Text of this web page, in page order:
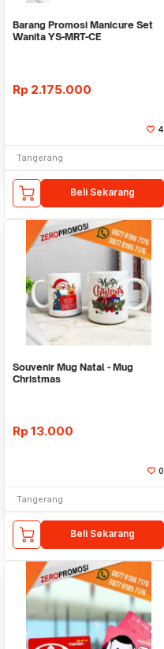
Barang Promosi Manicure Set
Wanita YS-MRT-CE
Rp 2.175.000
4
Tangerang
Beli Sekarang
Souvenir Mug Natal - Mug
Christmas
Rp 13.000
0
Tangerang
Beli Sekarang